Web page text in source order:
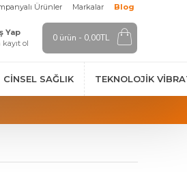
Ürünler Markalar Blog
Yap
kayıt ol
0 ürün - 0,00TL
CINSEL SAĞLIK TEKNOLOJIK